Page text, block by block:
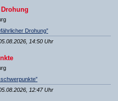
Drohung”
14:50 Uhr
12:47 Uhr